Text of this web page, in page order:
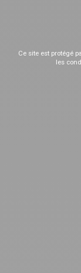
Ce site est protégé
les